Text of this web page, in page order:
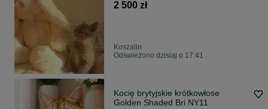
2 500 zł
Koszalin
Odświeżono dzisiaj o 17:41
Kocię brytyjskie krótkowłose
Golden Shaded Bri NY11